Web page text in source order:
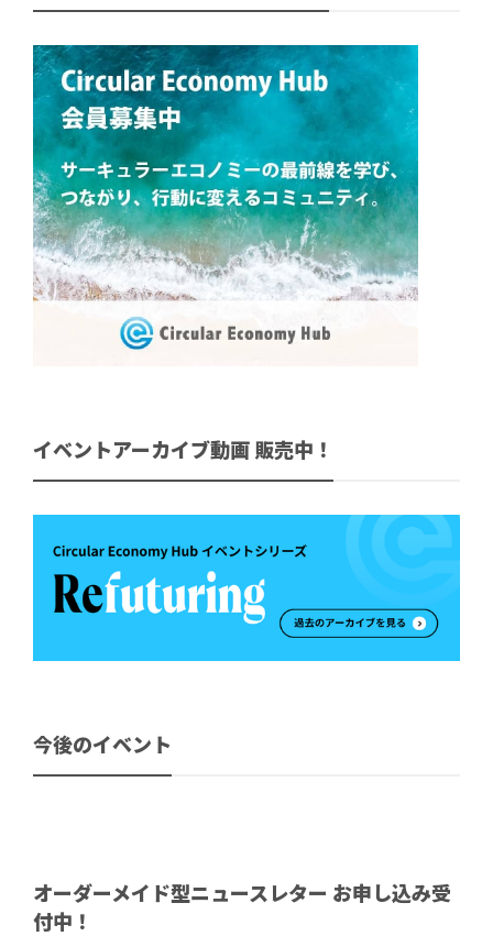
イベントアーカイブ動画 販売中！
今後のイベント
オーダーメイド型ニュースレター お申し込み受
付中！